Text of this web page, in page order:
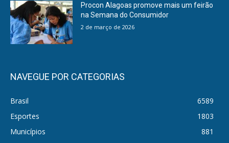
Procon Alagoas promove mais um feirão
na Semana do Consumidor
2 de março de 2026
NAVEGUE POR CATEGORIAS
Brasil
6589
Esportes
1803
Municípios
881